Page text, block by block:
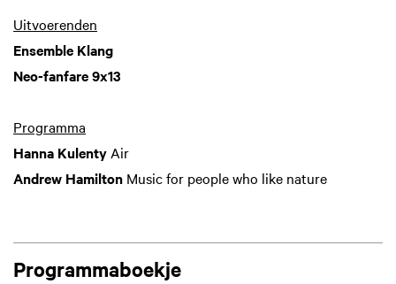
Uitvoerenden
Ensemble Klang
Neo-fanfare 9x13
Programma
Hanna Kulenty Air
Andrew Hamilton Music for people who like nature
Programmaboekje